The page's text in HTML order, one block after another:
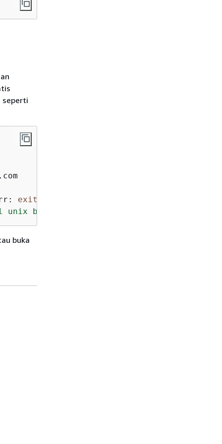
seperti
exit
backend.sock: connect: no such file
buka